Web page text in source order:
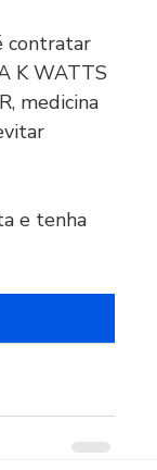
contratar
K WATTS
medicina
e tenha